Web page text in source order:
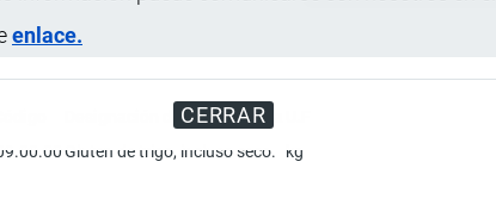
enlace.
CERRAR
Designación de la Mercancía
Gluten de trigo, incluso seco. kg